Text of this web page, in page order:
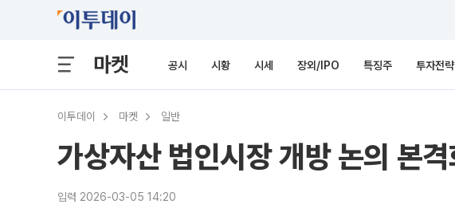
마켓 공시 시황 시세 장외/IPO 특징주 투자전략
이투데이 마켓 일반
가상자산 법인시장 개방 논의 본
입력 2026-03-05 14:20